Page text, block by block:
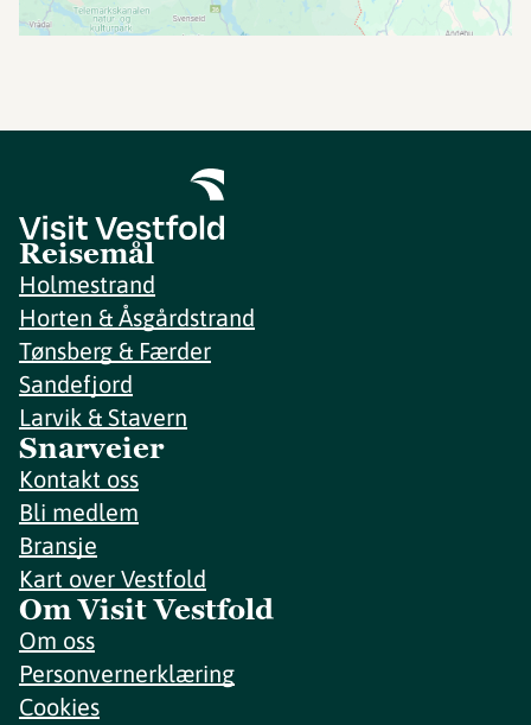
Reisemål
Holmestrand
Horten & Åsgårdstrand
Tønsberg & Færder
Sandefjord
Larvik & Stavern
Snarveier
Kontakt oss
Bli medlem
Bransje
Kart over Vestfold
Om Visit Vestfold
Om oss
Personvernerklæring
Cookies